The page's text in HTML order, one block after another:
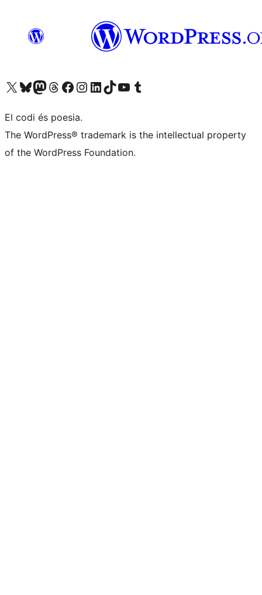
Visiteu el nostre compte X (abans Twitter)
Visiteu el nostre compte de Bluesky
Visiteu el nostre compte al Mastodon
Visiteu el nostre compte de Threads
Visiteu la nostra pàgina al Facebook
Visiteu el nostre compte d'Instagram
Visiteu el nostre compte de LinkedIn
Visiteu el nostre compte de TikTok
Visiteu el nostre canal al YouTube
Visiteu el nostre compte de Tumblr
El codi és poesia.
The WordPress® trademark is the intellectual property
of the WordPress Foundation.